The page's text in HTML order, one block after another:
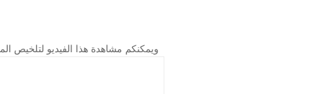
ويمكنكم مشاهدة هذا الفيديو لتلخيص